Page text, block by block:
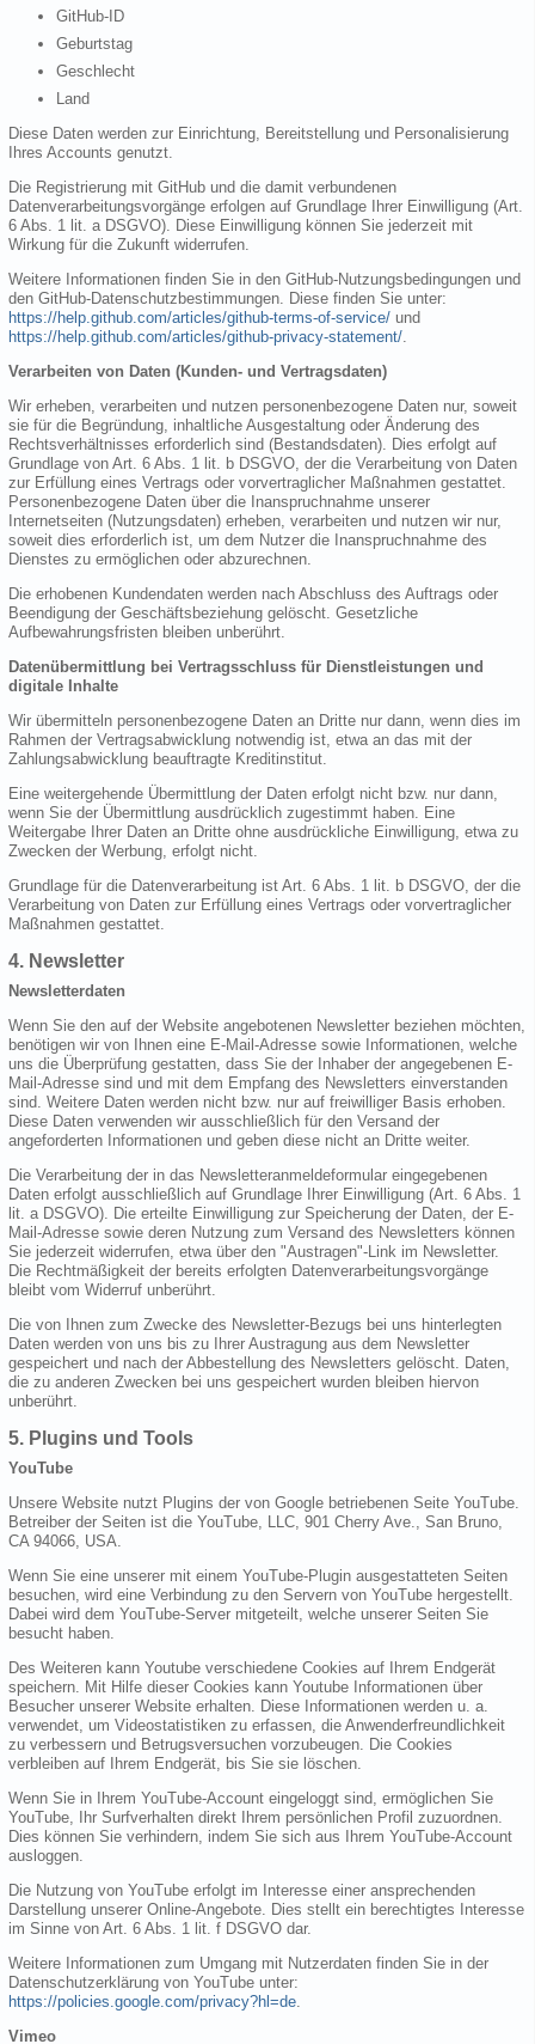
GitHub-ID
Geburtstag
Geschlecht
Land
Diese Daten werden zur Einrichtung, Bereitstellung und Personalisierung
Ihres Accounts genutzt.
Die Registrierung mit GitHub und die damit verbundenen
Datenverarbeitungsvorgänge erfolgen auf Grundlage Ihrer Einwilligung (Art.
6 Abs. 1 lit. a DSGVO). Diese Einwilligung können Sie jederzeit mit
Wirkung für die Zukunft widerrufen.
Weitere Informationen finden Sie in den GitHub-Nutzungsbedingungen und
den GitHub-Datenschutzbestimmungen. Diese finden Sie unter:
https://help.github.com/articles/github-terms-of-service/ und
https://help.github.com/articles/github-privacy-statement/.
Verarbeiten von Daten (Kunden- und Vertragsdaten)
Wir erheben, verarbeiten und nutzen personenbezogene Daten nur, soweit
sie für die Begründung, inhaltliche Ausgestaltung oder Änderung des
Rechtsverhältnisses erforderlich sind (Bestandsdaten). Dies erfolgt auf
Grundlage von Art. 6 Abs. 1 lit. b DSGVO, der die Verarbeitung von Daten
zur Erfüllung eines Vertrags oder vorvertraglicher Maßnahmen gestattet.
Personenbezogene Daten über die Inanspruchnahme unserer
Internetseiten (Nutzungsdaten) erheben, verarbeiten und nutzen wir nur,
soweit dies erforderlich ist, um dem Nutzer die Inanspruchnahme des
Dienstes zu ermöglichen oder abzurechnen.
Die erhobenen Kundendaten werden nach Abschluss des Auftrags oder
Beendigung der Geschäftsbeziehung gelöscht. Gesetzliche
Aufbewahrungsfristen bleiben unberührt.
Datenübermittlung bei Vertragsschluss für Dienstleistungen und
digitale Inhalte
Wir übermitteln personenbezogene Daten an Dritte nur dann, wenn dies im
Rahmen der Vertragsabwicklung notwendig ist, etwa an das mit der
Zahlungsabwicklung beauftragte Kreditinstitut.
Eine weitergehende Übermittlung der Daten erfolgt nicht bzw. nur dann,
wenn Sie der Übermittlung ausdrücklich zugestimmt haben. Eine
Weitergabe Ihrer Daten an Dritte ohne ausdrückliche Einwilligung, etwa zu
Zwecken der Werbung, erfolgt nicht.
Grundlage für die Datenverarbeitung ist Art. 6 Abs. 1 lit. b DSGVO, der die
Verarbeitung von Daten zur Erfüllung eines Vertrags oder vorvertraglicher
Maßnahmen gestattet.
4. Newsletter
Newsletterdaten
Wenn Sie den auf der Website angebotenen Newsletter beziehen möchten,
benötigen wir von Ihnen eine E-Mail-Adresse sowie Informationen, welche
uns die Überprüfung gestatten, dass Sie der Inhaber der angegebenen E-
Mail-Adresse sind und mit dem Empfang des Newsletters einverstanden
sind. Weitere Daten werden nicht bzw. nur auf freiwilliger Basis erhoben.
Diese Daten verwenden wir ausschließlich für den Versand der
angeforderten Informationen und geben diese nicht an Dritte weiter.
Die Verarbeitung der in das Newsletteranmeldeformular eingegebenen
Daten erfolgt ausschließlich auf Grundlage Ihrer Einwilligung (Art. 6 Abs. 1
lit. a DSGVO). Die erteilte Einwilligung zur Speicherung der Daten, der E-
Mail-Adresse sowie deren Nutzung zum Versand des Newsletters können
Sie jederzeit widerrufen, etwa über den "Austragen"-Link im Newsletter.
Die Rechtmäßigkeit der bereits erfolgten Datenverarbeitungsvorgänge
bleibt vom Widerruf unberührt.
Die von Ihnen zum Zwecke des Newsletter-Bezugs bei uns hinterlegten
Daten werden von uns bis zu Ihrer Austragung aus dem Newsletter
gespeichert und nach der Abbestellung des Newsletters gelöscht. Daten,
die zu anderen Zwecken bei uns gespeichert wurden bleiben hiervon
unberührt.
5. Plugins und Tools
YouTube
Unsere Website nutzt Plugins der von Google betriebenen Seite YouTube.
Betreiber der Seiten ist die YouTube, LLC, 901 Cherry Ave., San Bruno,
CA 94066, USA.
Wenn Sie eine unserer mit einem YouTube-Plugin ausgestatteten Seiten
besuchen, wird eine Verbindung zu den Servern von YouTube hergestellt.
Dabei wird dem YouTube-Server mitgeteilt, welche unserer Seiten Sie
besucht haben.
Des Weiteren kann Youtube verschiedene Cookies auf Ihrem Endgerät
speichern. Mit Hilfe dieser Cookies kann Youtube Informationen über
Besucher unserer Website erhalten. Diese Informationen werden u. a.
verwendet, um Videostatistiken zu erfassen, die Anwenderfreundlichkeit
zu verbessern und Betrugsversuchen vorzubeugen. Die Cookies
verbleiben auf Ihrem Endgerät, bis Sie sie löschen.
Wenn Sie in Ihrem YouTube-Account eingeloggt sind, ermöglichen Sie
YouTube, Ihr Surfverhalten direkt Ihrem persönlichen Profil zuzuordnen.
Dies können Sie verhindern, indem Sie sich aus Ihrem YouTube-Account
ausloggen.
Die Nutzung von YouTube erfolgt im Interesse einer ansprechenden
Darstellung unserer Online-Angebote. Dies stellt ein berechtigtes Interesse
im Sinne von Art. 6 Abs. 1 lit. f DSGVO dar.
Weitere Informationen zum Umgang mit Nutzerdaten finden Sie in der
Datenschutzerklärung von YouTube unter:
https://policies.google.com/privacy?hl=de
Vimeo